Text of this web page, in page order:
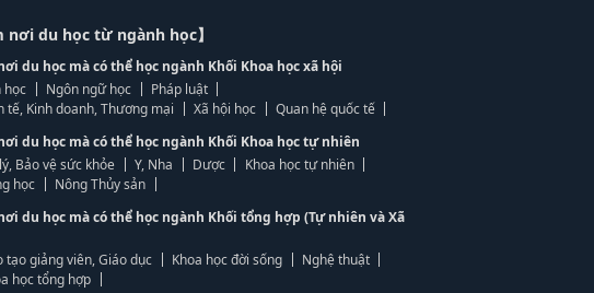
nơi du học từ ngành học】
du học mà có thể học ngành Khối Khoa học xã hội
học
Ngôn ngữ học
Pháp luật
tế, Kinh doanh, Thương mại
Xã hội học
Quan hệ quốc tế
du học mà có thể học ngành Khối Khoa học tự nhiên
Bảo vệ sức khỏe
Y, Nha Dược
Khoa học tự nhiên
học
Nông Thủy sản
du học mà có thể học ngành Khối tổng hợp (Tự nhiên và Xã
tạo giảng viên, Giáo dục
Khoa học đời sống
Nghệ thuật
học tổng hợp